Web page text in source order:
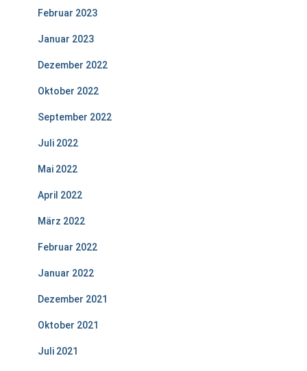
Februar 2023
Januar 2023
Dezember 2022
Oktober 2022
September 2022
Juli 2022
Mai 2022
April 2022
März 2022
Februar 2022
Januar 2022
Dezember 2021
Oktober 2021
Juli 2021